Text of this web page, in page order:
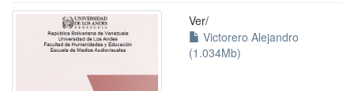
Ver/
Victorero Alejandro
(1.034Mb)